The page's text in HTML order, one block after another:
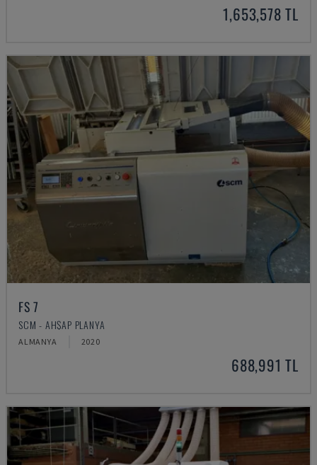
1,653,578 TL
FS 7
SCM - AHŞAP PLANYA
ALMANYA 2020
688,991 TL